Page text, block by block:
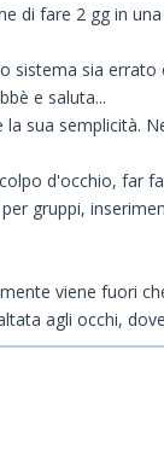
di fare 2 gg in
sistema sia
e saluta...
sua semplicità.
d'occhio, far
gruppi,
viene fuori
agli occhi,